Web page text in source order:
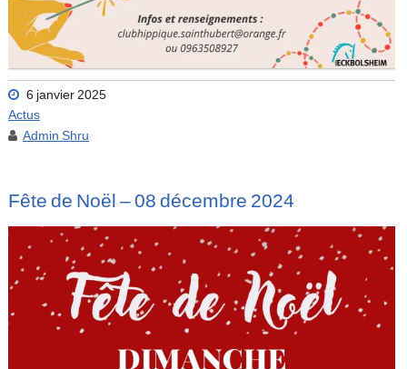
6 janvier 2025
Actus
Admin Shru
Fête de Noël – 08 décembre 2024